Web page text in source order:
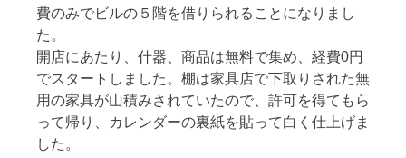
費のみでビルの５階を借りられることになりまし
た。
開店にあたり、什器、商品は無料で集め、経費0円
でスタートしました。棚は家具店で下取りされた無
用の家具が山積みされていたので、許可を得てもら
って帰り、カレンダーの裏紙を貼って白く仕上げま
した。